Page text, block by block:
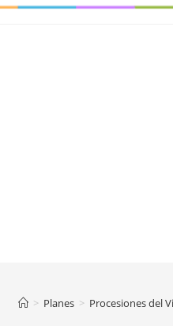
> Planes > Procesiones del